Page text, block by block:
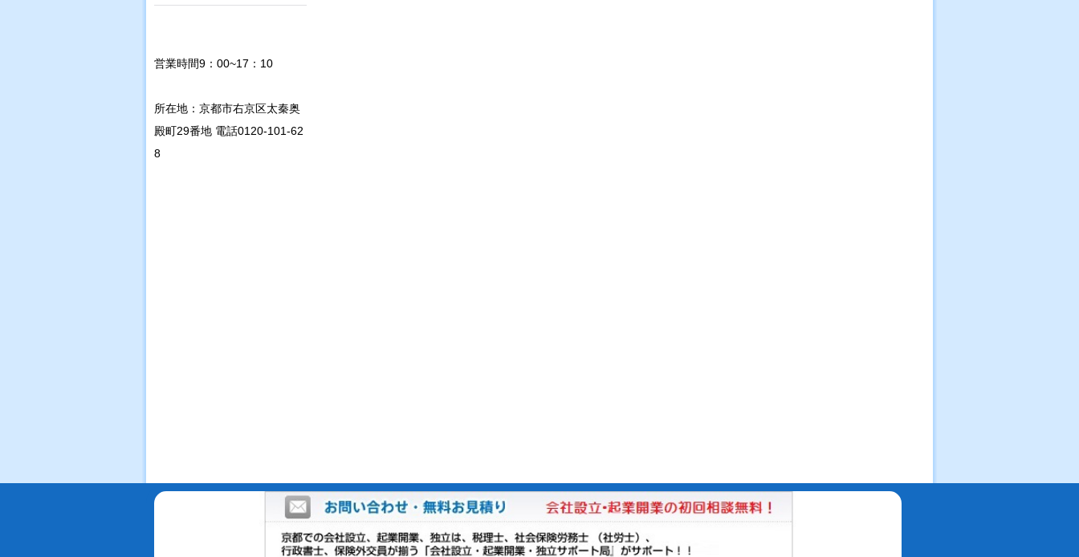
営業時間9：00~17：10
所在地：京都市右京区太秦奥
殿町29番地 電話0120-101-62
8